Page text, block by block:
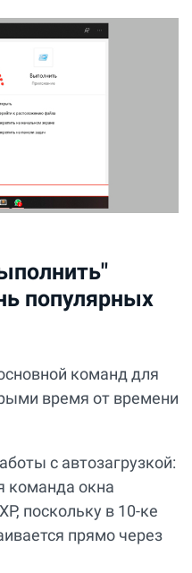
популярных
команд для
время от времени
с автозагрузкой:
команда окна
поскольку в 10-ке
прямо через